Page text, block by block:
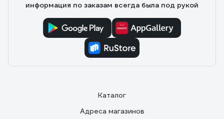
информация по заказам всегда была под рукой
Каталог
Адреса магазинов